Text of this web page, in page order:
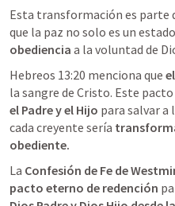
Esta transformación es parte
que la paz no solo es un
obediencia a la voluntad de
Hebreos 13:20 menciona que
la sangre de Cristo. Este
el Padre y el Hijo para salvar a
cada creyente sería
obediente.
La Confesión de Fe de
pacto eterno de redención